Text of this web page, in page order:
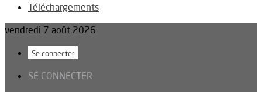
Téléchargements
vendredi 7 août 2026
Se connecter
SE CONNECTER